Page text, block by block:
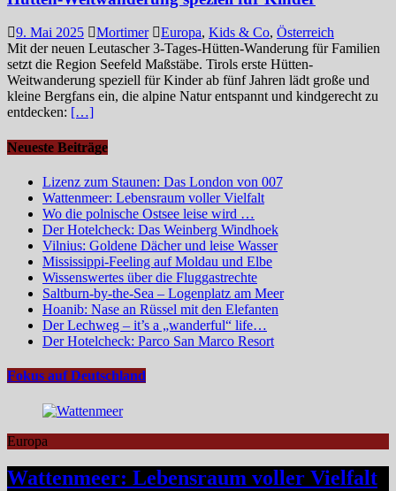
9. Mai 2025 Mortimer Europa, Kids & Co, Österreich
Mit der neuen Leutascher 3-Tages-Hütten-Wanderung für Familien
setzt die Region Seefeld Maßstäbe. Tirols erste Hütten-
Weitwanderung speziell für Kinder ab fünf Jahren lädt große und
kleine Bergfans ein, die alpine Natur entspannt und kindgerecht zu
entdecken: […]
Neueste Beiträge
Lizenz zum Staunen: Das London von 007
Wattenmeer: Lebensraum voller Vielfalt
Wo die polnische Ostsee leise wird …
Der Hotelcheck: Das Weinberg Windhoek
Vilnius: Goldene Dächer und leise Wasser
Mississippi-Feeling auf Moldau und Elbe
Wissenswertes über die Fluggastrechte
Saltburn-by-the-Sea – Logenplatz am Meer
Hoanib: Nase an Rüssel mit den Elefanten
Der Lechweg – it’s a „wanderful“ life…
Der Hotelcheck: Parco San Marco Resort
Fokus auf Deutschland
Europa
Wattenmeer: Lebensraum voller Vielfalt